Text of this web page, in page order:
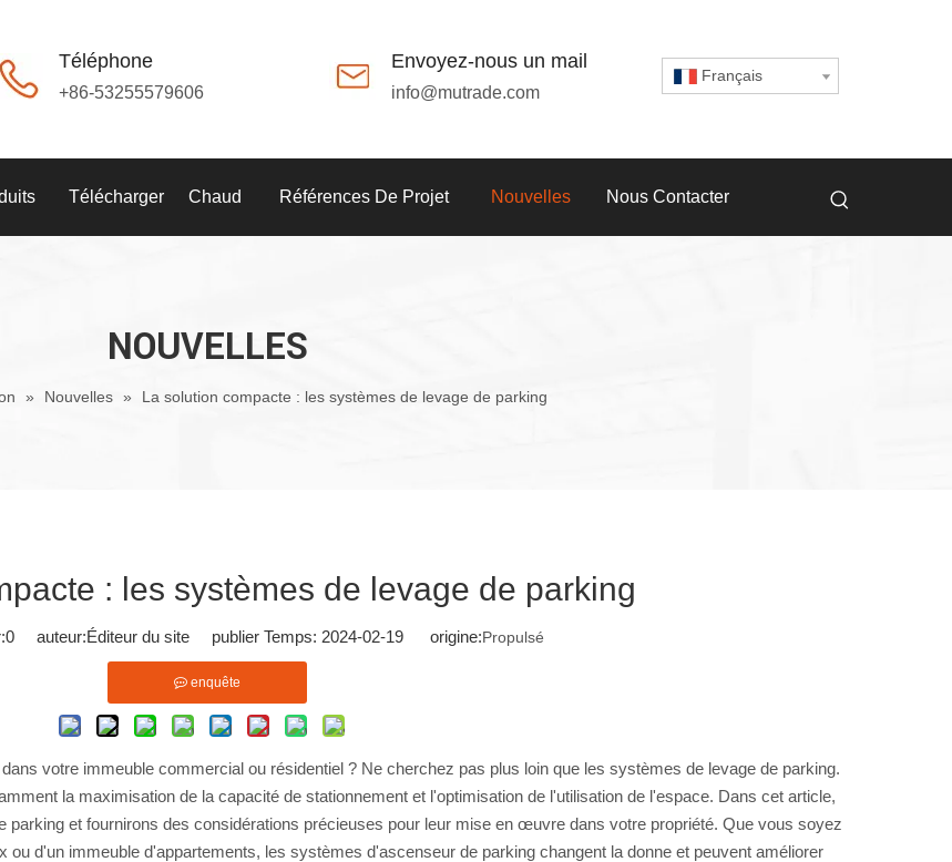
Téléphone
+86-53255579606
Envoyez-nous un mail
info@mutrade.com
Français
Télécharger Chaud Références De Projet Nouvelles Nous Contacter
NOUVELLES
» Nouvelles » La solution compacte : les systèmes de levage de parking
: les systèmes de levage de parking
0auteur:Éditeur du site publier Temps: 2024-02-19 origine:Propulsé
enquête
votre immeuble commercial ou résidentiel ? Ne cherchez pas plus loin que les systèmes de levage de parking.
la maximisation de la capacité de stationnement et l'optimisation de l'utilisation de l'espace. Dans cet article,
et fournirons des considérations précieuses pour leur mise en œuvre dans votre propriété. Que vous soyez
d'un immeuble d'appartements, les systèmes d'ascenseur de parking changent la donne et peuvent améliorer